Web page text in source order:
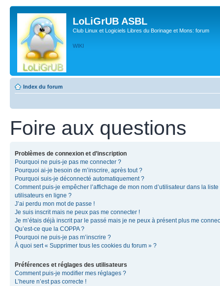
LoLiGrUB ASBL
Club Linux et Logiciels Libres du Borinage et Mons: forum
WIKI
Index du forum
Foire aux questions
Problèmes de connexion et d’inscription
Pourquoi ne puis-je pas me connecter ?
Pourquoi ai-je besoin de m’inscrire, après tout ?
Pourquoi suis-je déconnecté automatiquement ?
Comment puis-je empêcher l’affichage de mon nom d’utilisateur dans la liste
utilisateurs en ligne ?
J’ai perdu mon mot de passe !
Je suis inscrit mais ne peux pas me connecter !
Je m’étais déjà inscrit par le passé mais je ne peux à présent plus me
Qu’est-ce que la COPPA ?
Pourquoi ne puis-je pas m’inscrire ?
À quoi sert « Supprimer tous les cookies du forum » ?
Préférences et réglages des utilisateurs
Comment puis-je modifier mes réglages ?
L’heure n’est pas correcte !